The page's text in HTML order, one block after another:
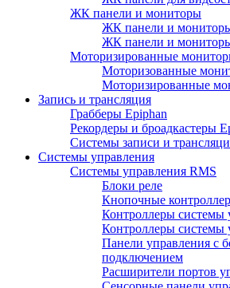
ЖК панели и мониторы
ЖК панели и
ЖК панели и
Моторизированные
Моторизованные
Моторизированные
Запись и трансляция
Грабберы Epiphan
Рекордеры и броадкастеры
Системы записи и
Системы управления
Системы управления RMS
Блоки реле
Кнопочные
Контроллеры системы
Контроллеры системы
Панели управления с
подключением
Расширители портов